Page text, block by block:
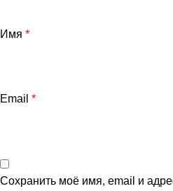
Имя *
Email *
Сохранить моё имя, email и